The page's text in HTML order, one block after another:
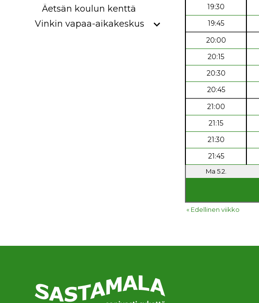
Äetsän koulun kenttä
Vinkin vapaa-aikakeskus
19:30
19:45
20:00
20:15
20:30
20:45
21:00
21:15
21:30
21:45
Ma 5.2.
« Edellinen viikko